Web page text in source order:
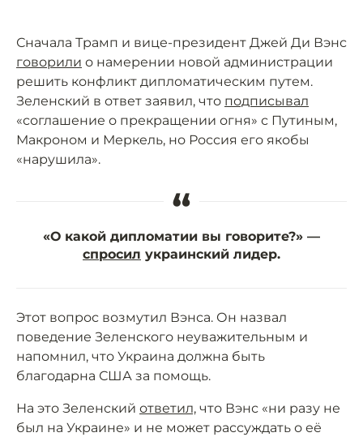
Сначала Трамп и вице-президент Джей Ди Вэнс
говорили о намерении новой администрации
решить конфликт дипломатическим путем.
Зеленский в ответ заявил, что подписывал
«соглашение о прекращении огня» с Путиным,
Макроном и Меркель, но Россия его якобы
«нарушила».
“
«О какой дипломатии вы говорите?» —
спросил украинский лидер.
Этот вопрос возмутил Вэнса. Он назвал
поведение Зеленского неуважительным и
напомнил, что Украина должна быть
благодарна США за помощь.
На это Зеленский ответил, что Вэнс «ни разу не
был на Украине» и не может рассуждать о её